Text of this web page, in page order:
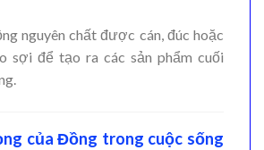
nguyên chất được cán, đúc hoặc
sợi để tạo ra các sản phẩm cuối
của Đồng trong cuộc sống